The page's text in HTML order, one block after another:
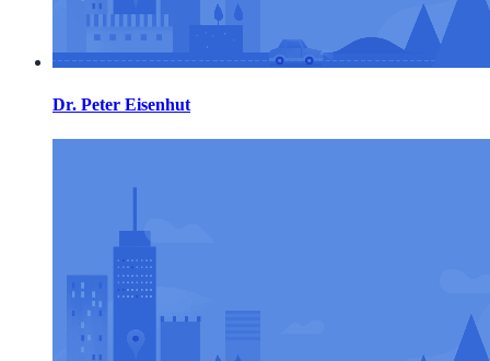
Dr. Peter Eisenhut